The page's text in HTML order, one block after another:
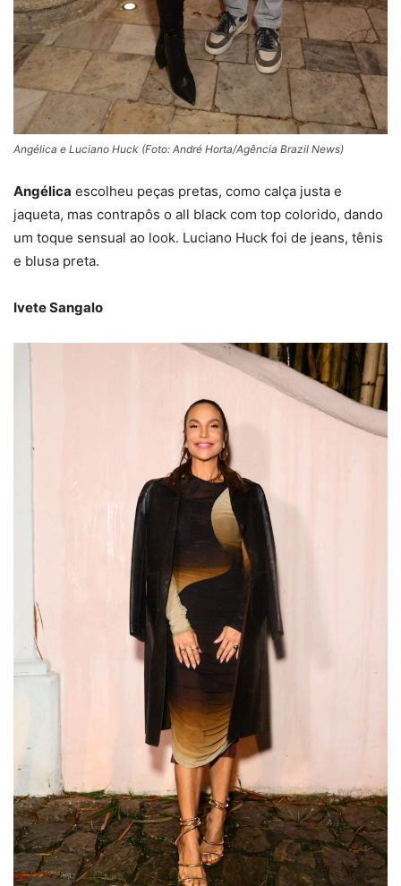
Angélica e Luciano Huck (Foto: André Horta/Agência Brazil News)
Angélica escolheu peças pretas, como calça justa e
jaqueta, mas contrapôs o all black com top colorido, dando
um toque sensual ao look. Luciano Huck foi de jeans, tênis
e blusa preta.
Ivete Sangalo